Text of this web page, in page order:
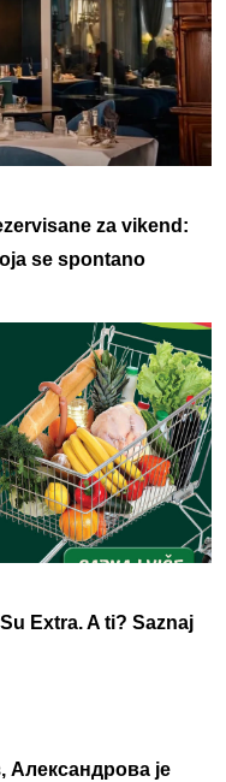
za vikend:
se spontano
Extra. A ti? Saznaj
је